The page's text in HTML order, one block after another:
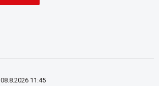
08.8.2026 11:45